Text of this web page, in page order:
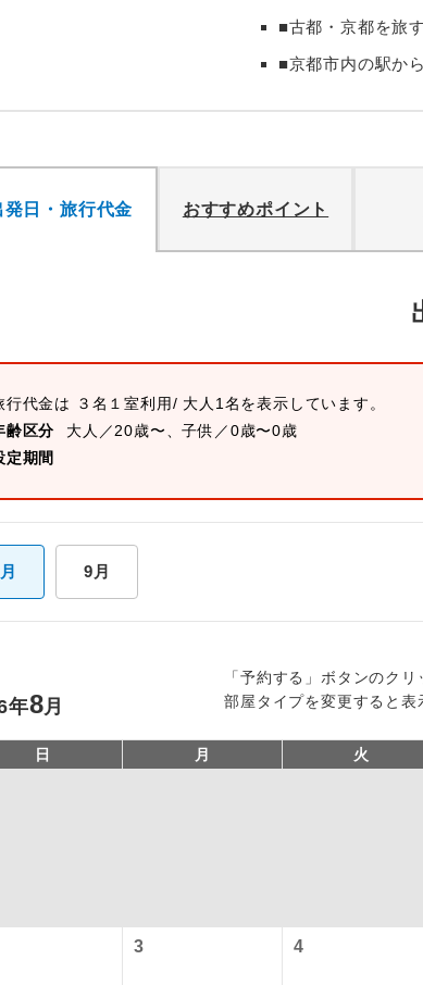
■古都・京都を旅
■京都市内の駅か
発日・旅行代金 おすすめポイント
行代金は ３名１室利用/ 大人1名を表示しています。
齢区分
大人／20歳〜、子供／0歳〜0歳
定期間
9月
「予約する」ボタンのク
部屋タイプを変更すると表
年8月
日 月 火
3 4